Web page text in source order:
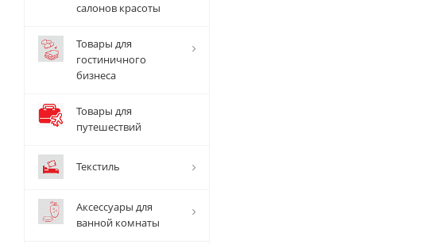
салонов красоты
Товары для
гостиничного
бизнеса
Товары для
путешествий
Текстиль
Аксессуары для
ванной комнаты